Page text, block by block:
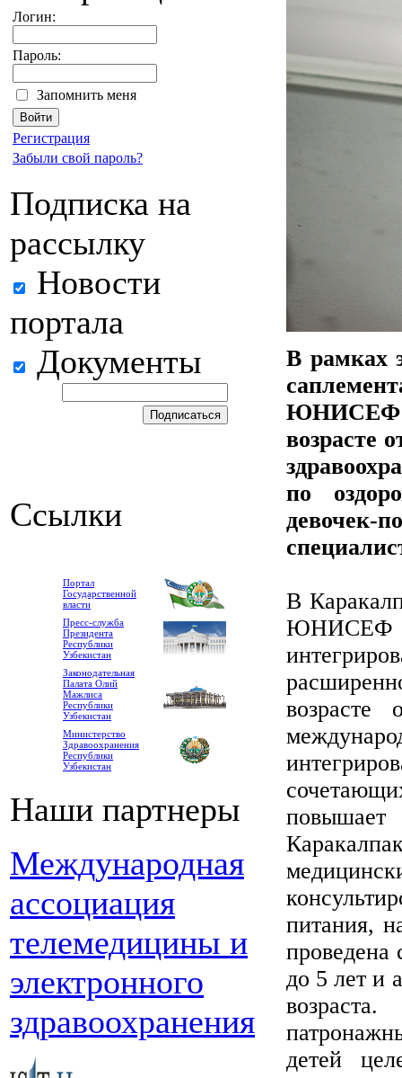
Логин:
Пароль:
Запомнить меня
Регистрация
Забыли свой пароль?
Подписка на
рассылку
Новости
портала
Документы
Ссылки
Портал
Государственной
власти
Пресс-служба
Президента
Республики
Узбекистан
Законодательная
Палата Олий
Мажлиса
Республики
Узбекистан
Министерство
Здравоохранения
Республики
Узбекистан
Наши партнеры
Международная
ассоциация
телемедицины и
электронного
здравоохранения
В рамках
ЮНИСЕФ
возрасте
по
девочек-
В
повышает
питания,
проведена
до 5 лет и
детей